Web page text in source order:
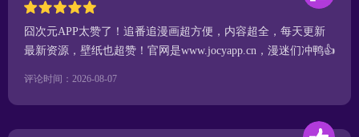
囧次元APP太赞了！追番追漫画超方便，内容超全，每天更新
最新资源，壁纸也超赞！官网是www.jocyapp.cn，漫迷们冲鸭👍
评论时间：2026-08-07